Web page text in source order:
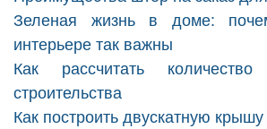
Зеленая жизнь в доме:
интерьере так важны
Как рассчитать
строительства
Как построить двускатную крышу